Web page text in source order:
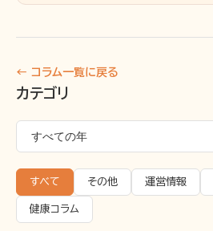
← コラム一覧に戻る
カテゴリ
すべて その他 運営情報
健康コラム